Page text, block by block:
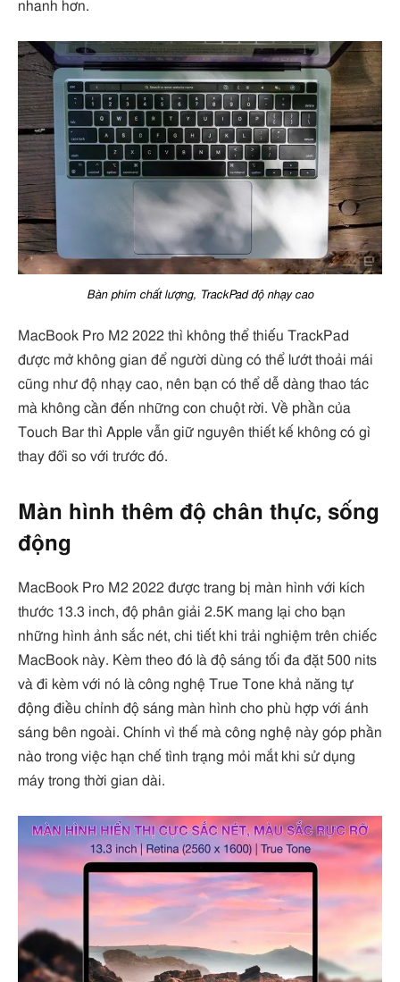
nhanh hơn.
Bàn phím chất lượng, TrackPad độ nhạy cao
MacBook Pro M2 2022 thì không thể thiếu TrackPad
được mở không gian để người dùng có thể lướt thoải mái
cũng như độ nhạy cao, nên bạn có thể dễ dàng thao tác
mà không cần đến những con chuột rời. Về phần của
Touch Bar thì Apple vẫn giữ nguyên thiết kế không có gì
thay đổi so với trước đó.
Màn hình thêm độ chân thực, sống
động
MacBook Pro M2 2022 được trang bị màn hình với kích
thước 13.3 inch, độ phân giải 2.5K mang lại cho bạn
những hình ảnh sắc nét, chi tiết khi trải nghiệm trên chiếc
MacBook này. Kèm theo đó là độ sáng tối đa đặt 500 nits
và đi kèm với nó là công nghệ True Tone khả năng tự
động điều chỉnh độ sáng màn hình cho phù hợp với ánh
sáng bên ngoài. Chính vì thế mà công nghệ này góp phần
nào trong việc hạn chế tình trạng mỏi mắt khi sử dụng
máy trong thời gian dài.